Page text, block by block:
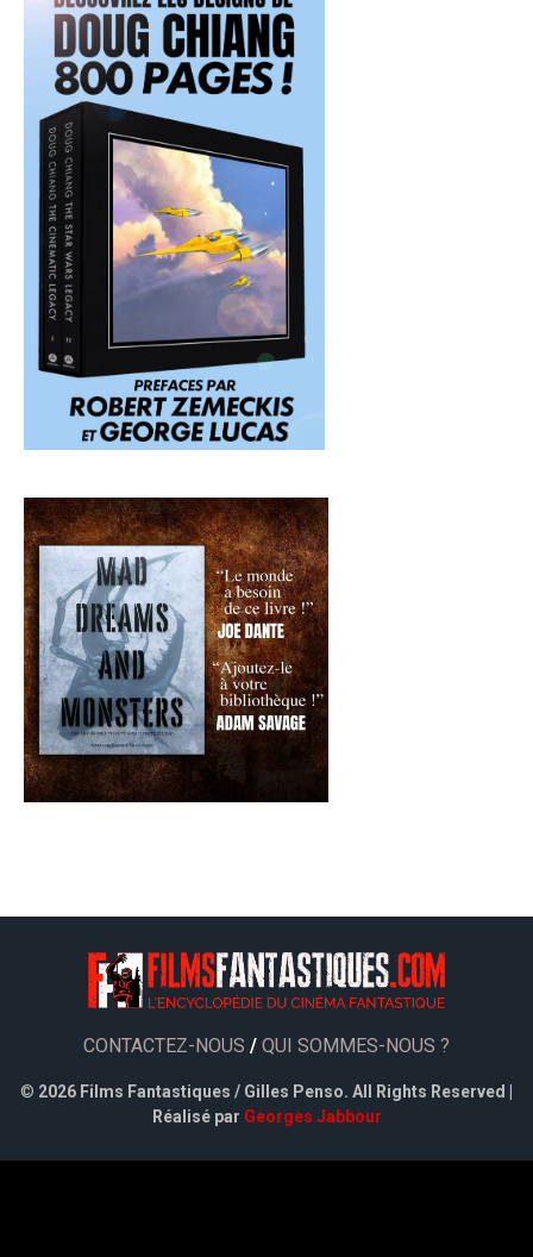
CONTACTEZ-NOUS / QUI SOMMES-NOUS ?
© 2026 Films Fantastiques / Gilles Penso. All Rights Reserved |
Réalisé par Georges Jabbour